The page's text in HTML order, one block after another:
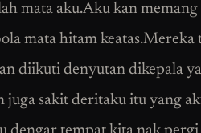
mata aku.Aku kan
mata hitam
diikuti denyutan dikepala
juga sakit deritaku itu yang